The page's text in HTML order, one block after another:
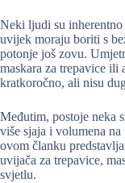
Neki ljudi su inherentno
uvijek moraju boriti s
potonje još zovu.
maskara za trepavice ili
kratkoročno, ali nisu
Međutim, postoje neka
više sjaja i volumena
ovom članku
uvijača za trepavice,
svjetlu.